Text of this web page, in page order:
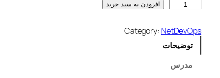
N
t
افزودن به سبد خرید
Category: NetDevOps
توضیحات
مدرس